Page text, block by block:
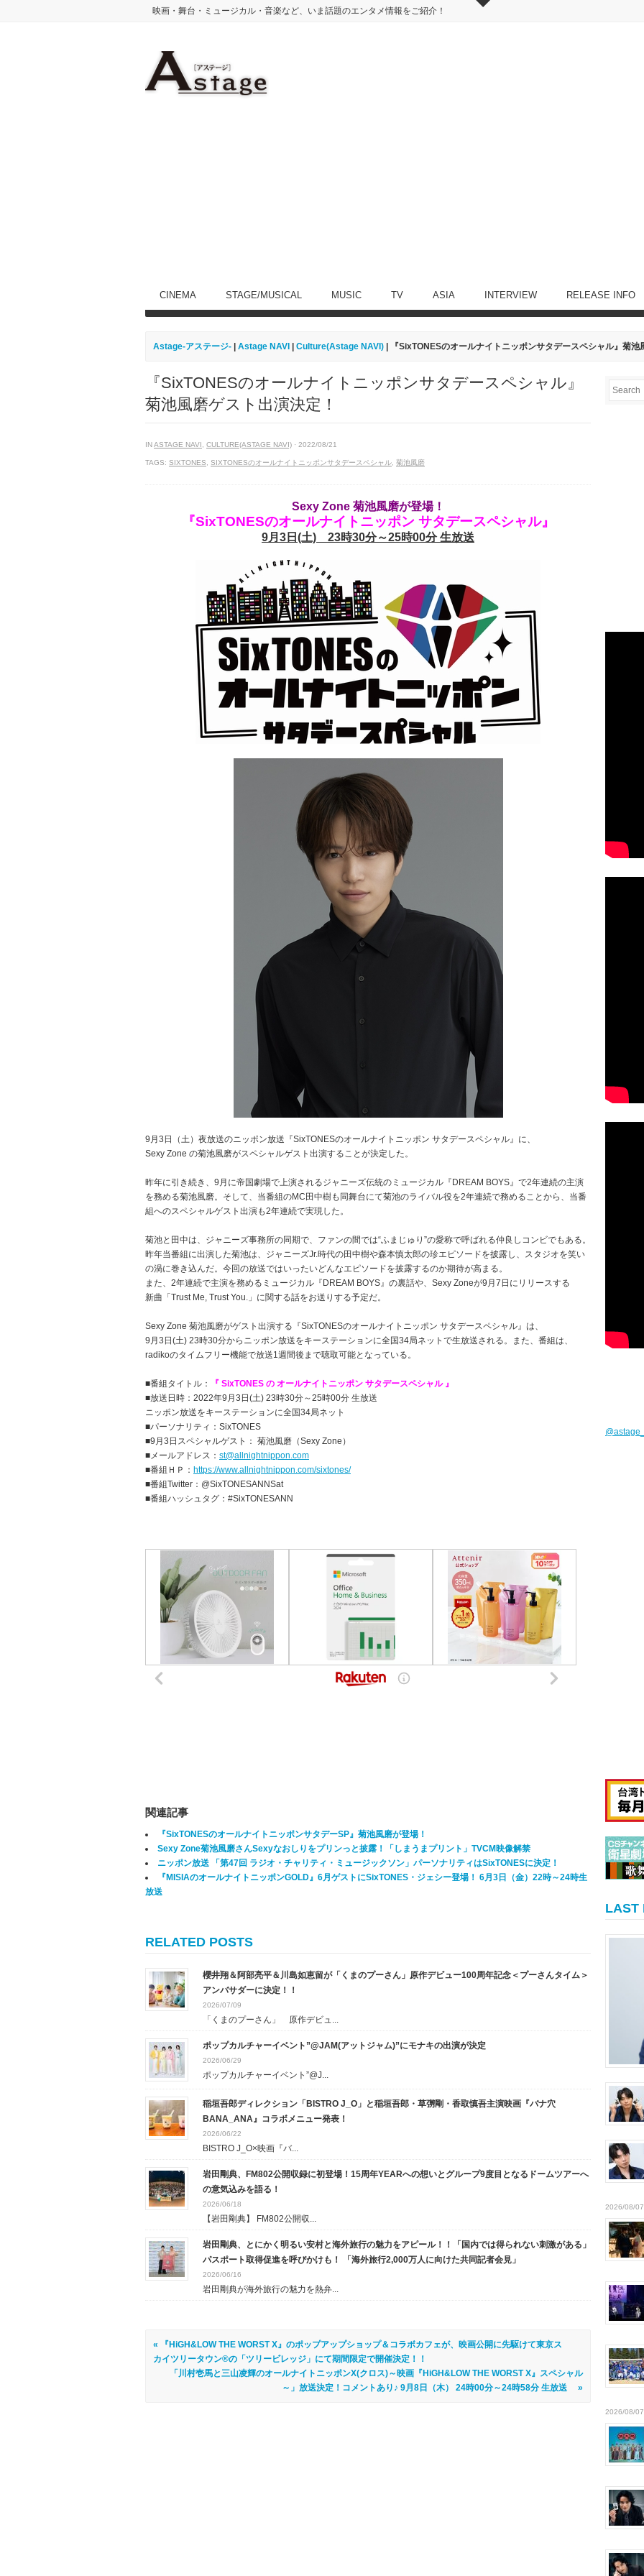
映画・舞台・ミュージカル・音楽など、いま話題のエンタメ情報をご紹介！
CINEMA STAGE/MUSICAL MUSIC TV ASIA INTERVIEW RELEASE INFO
Astage-アステージ- Astage NAVI Culture(Astage NAVI) | 『SixTONESのオールナイトニッポンサタデースペシャル』菊池
『SixTONESのオールナイトニッポンサタデースペシャル』
菊池風磨ゲスト出演決定！
INASTAGE NAVI CULTURE(ASTAGE NAVI) · 2022/08/21
TAGS: SIXTONES SIXTONESのオールナイトニッポンサタデースペシャル 菊池風磨
Sexy Zone 菊池風磨が登場！
『SixTONESのオールナイトニッポン サタデースペシャル』
9月3日(土) 23時30分～25時00分 生放送
9月3日（土）夜放送のニッポン放送『SixTONESのオールナイトニッポン サタデースペシャル』に、
Sexy Zone の菊池風磨がスペシャルゲスト出演することが決定した。
昨年に引き続き、9月に帝国劇場で上演されるジャニーズ伝統のミュージカル『DREAM BOYS』で2年連続の主演
を務める菊池風磨。そして、当番組のMC田中樹も同舞台にて菊池のライバル役を2年連続で務めることから、当番
組へのスペシャルゲスト出演も2年連続で実現した。
菊池と田中は、ジャニーズ事務所の同期で、ファンの間では“ふまじゅり”の愛称で呼ばれる仲良しコンビでもある。
昨年当番組に出演した菊池は、ジャニーズJr.時代の田中樹や森本慎太郎の珍エピソードを披露し、スタジオを笑い
の渦に巻き込んだ。今回の放送ではいったいどんなエピソードを披露するのか期待が高まる。
また、2年連続で主演を務めるミュージカル『DREAM BOYS』の裏話や、Sexy Zoneが9月7日にリリースする
新曲「Trust Me, Trust You.」に関する話をお送りする予定だ。
Sexy Zone 菊池風磨がゲスト出演する『SixTONESのオールナイトニッポン サタデースペシャル』は、
9月3日(土) 23時30分からニッポン放送をキーステーションに全国34局ネットで生放送される。また、番組は、
radikoのタイムフリー機能で放送1週間後まで聴取可能となっている。
■番組タイトル：
『 SixTONES の オールナイトニッポン サタデースペシャル 』
■放送日時：2022年9月3日(土) 23時30分～25時00分 生放送
ニッポン放送をキーステーションに全国34局ネット
■パーソナリティ：SixTONES
■9月3日スペシャルゲスト： 菊池風磨（Sexy Zone）
■メールアドレス： st@allnightnippon.com
■番組ＨＰ： https://www.allnightnippon.com/sixtones/
■番組Twitter：@SixTONESANNSat
■番組ハッシュタグ：#SixTONESANN
関連記事
『SixTONESのオールナイトニッポンサタデーSP』菊池風磨が登場！
Sexy Zone菊池風磨さんSexyなおしりをプリンっと披露！「しまうまプリント」TVCM映像解禁
ニッポン放送 「第47回 ラジオ・チャリティ・ミュージックソン」パーソナリティはSixTONESに決定！
『MISIAのオールナイトニッポンGOLD』6月ゲストにSixTONES・ジェシー登場！ 6月3日（金）22時～24時生
放送
RELATED POSTS
櫻井翔＆阿部亮平＆川島如恵留が「くまのプーさん」原作デビュー100周年記念＜プーさんタイム＞
アンバサダーに決定！！
2026/07/09
「くまのプーさん」 原作デビュ...
ポップカルチャーイベント”@JAM(アットジャム)”にモナキの出演が決定
2026/06/29
ポップカルチャーイベント”@J...
稲垣吾郎ディレクション「BISTRO J_O」と稲垣吾郎・草彅剛・香取慎吾主演映画『バナ穴
BANA_ANA』コラボメニュー発表！
2026/06/22
BISTRO J_O×映画『バ...
岩田剛典、FM802公開収録に初登場！15周年YEARへの想いとグループ9度目となるドームツアーへ
の意気込みを語る！
2026/06/18
【岩田剛典】 FM802公開収...
岩田剛典、とにかく明るい安村と海外旅行の魅力をアピール！！「国内では得られない刺激がある」
パスポート取得促進を呼びかけも！ 「海外旅行2,000万人に向けた共同記者会見」
2026/06/16
岩田剛典が海外旅行の魅力を熱弁...
« 『HiGH&LOW THE WORST X』のポップアップショップ＆コラボカフェが、映画公開に先駆けて東京ス
カイツリータウン®の「ツリービレッジ」にて期間限定で開催決定！！
「川村壱馬と三山凌輝のオールナイトニッポンX(クロス)～映画『HiGH&LOW THE WORST X』スペシャル
～」放送決定！コメントあり♪ 9月8日（木） 24時00分～24時58分 生放送 »
LAST
2026/08/07
2026/08/07